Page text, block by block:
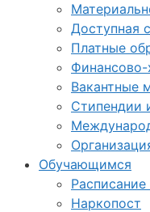
Доступная
Платные
Финансово-
Вакантные
Стипендии
Обучающимся
Расписание
Наркопост